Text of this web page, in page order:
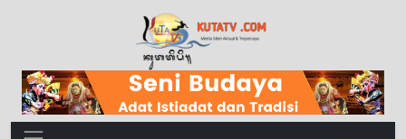
Main Navigation